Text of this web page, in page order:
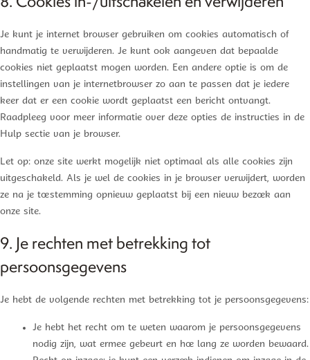
Je kunt je internet browser gebruiken om cookies automatisch of
handmatig te verwijderen. Je kunt ook aangeven dat bepaalde
cookies niet geplaatst mogen worden. Een andere optie is om de
instellingen van je internetbrowser zo aan te passen dat je iedere
keer dat er een cookie wordt geplaatst een bericht ontvangt.
Raadpleeg voor meer informatie over deze opties de instructies in de
Hulp sectie van je browser.
Let op: onze site werkt mogelijk niet optimaal als alle cookies zijn
uitgeschakeld. Als je wel de cookies in je browser verwijdert, worden
ze na je toestemming opnieuw geplaatst bij een nieuw bezoek aan
onze site.
9. Je rechten met betrekking tot
persoonsgegevens
Je hebt de volgende rechten met betrekking tot je persoonsgegevens:
Je hebt het recht om te weten waarom je persoonsgegevens
nodig zijn, wat ermee gebeurt en hoe lang ze worden bewaard.